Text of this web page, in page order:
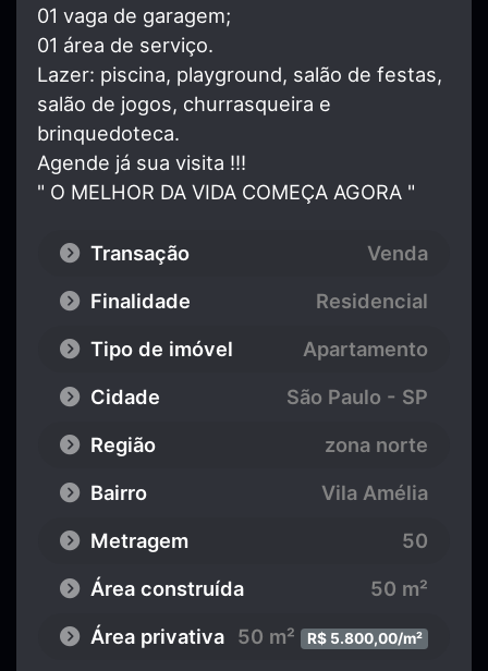
01 vaga de garagem;
01 área de serviço.
Lazer: piscina, playground, salão de festas,
salão de jogos, churrasqueira e
brinquedoteca.
Agende já sua visita !!!
" O MELHOR DA VIDA COMEÇA AGORA "
Transação
Venda
Finalidade
Residencial
Tipo de imóvel
Apartamento
Cidade
São Paulo - SP
Região
zona norte
Bairro
Vila Amélia
Metragem
50
Área construída
50 m²
Área privativa 50 m² R$ 5.800,00/m²